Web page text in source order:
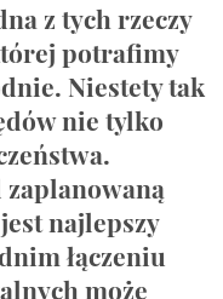
z tych rzeczy
potrafimy
Niestety tak
nie tylko
zaplanowaną
najlepszy
łączeniu
może